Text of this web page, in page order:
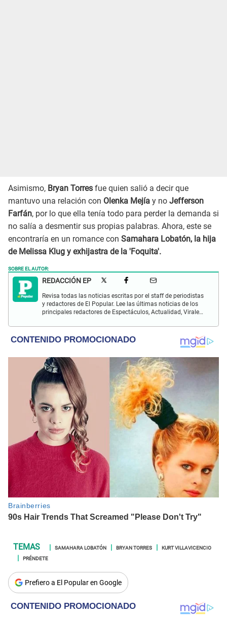
Asimismo, Bryan Torres fue quien salió a decir que
mantuvo una relación con Olenka Mejía y no Jefferson
Farfán, por lo que ella tenía todo para perder la demanda si
no salía a desmentir sus propias palabras. Ahora, este se
encontraría en un romance con Samahara Lobatón, la hija
de Melissa Klug y exhijastra de la 'Foquita'.
SOBRE EL AUTOR:
REDACCIÓN EP
Revisa todas las noticias escritas por el staff de periodistas
y redactores de El Popular. Lee las últimas noticias de los
principales redactores de Espectáculos, Actualidad, Virales,
SAMAHARA LOBATÓN BRYAN TORRES
KURT VILLAVICENCIO
PRÉNDETE
Prefiero a El Popular en Google